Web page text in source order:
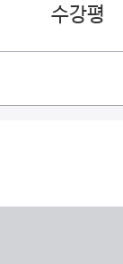
수강평